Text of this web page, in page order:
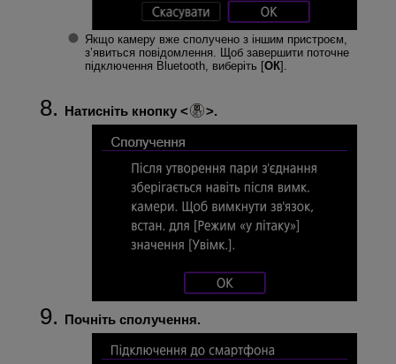
Якщо камеру вже сполучено з іншим пристроєм,
з’явиться повідомлення. Щоб завершити поточне
підключення Bluetooth, виберіть [ОК].
Натисніть кнопку .
Почніть сполучення.